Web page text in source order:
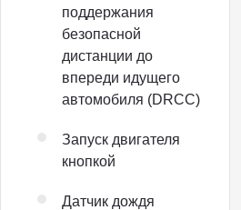
поддержания
безопасной
дистанции до
впереди идущего
автомобиля (DRCC)
Запуск двигателя
кнопкой
Датчик дождя